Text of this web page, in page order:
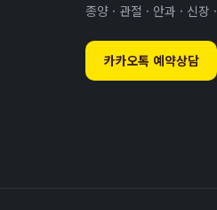
종양 · 관절 · 안과 · 신장
카카오톡 예약상담